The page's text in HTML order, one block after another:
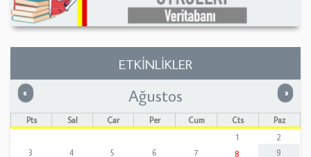
ETKİNLİKLER
« Önceki »
Ağustos
Pts Sal Çar Per Cum Cts
Paz
1
2
3
4 5 6 7 8
9